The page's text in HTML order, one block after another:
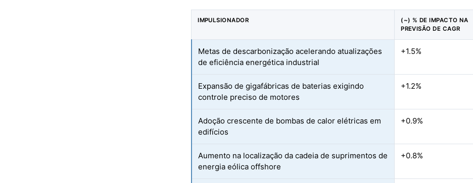
IMPULSIONADOR
(~) % DE IMPACTO NA
PREVISÃO DE CAGR
Metas de descarbonização acelerando atualizações
de eficiência energética industrial
+1.5%
Expansão de gigafábricas de baterias exigindo
controle preciso de motores
+1.2%
Adoção crescente de bombas de calor elétricas em
edifícios
+0.9%
Aumento na localização da cadeia de suprimentos de
energia eólica offshore
+0.8%